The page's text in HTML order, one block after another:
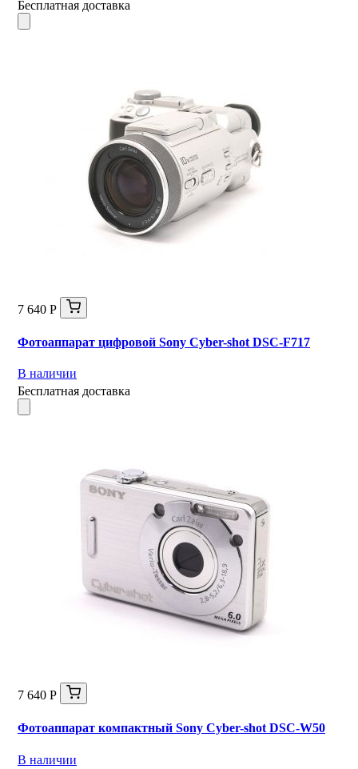
Бесплатная доставка
7 640 Р
Фотоаппарат цифровой Sony Cyber-shot DSC-F717
В наличии
Бесплатная доставка
7 640 Р
Фотоаппарат компактный Sony Cyber-shot DSC-W50
В наличии